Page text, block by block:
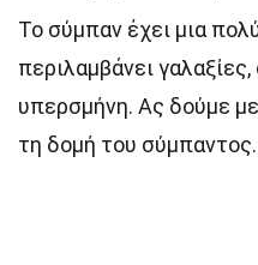
Το σύμπαν έχει μια
περιλαμβάνει
υπερσμήνη. Ας δούμε
τη δομή του σύμπαντος.